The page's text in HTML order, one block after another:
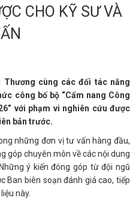
CHO KỸ SƯ VÀ
Thương cùng các đối tác năng
công bố bộ “Cẩm nang Công
với phạm vi nghiên cứu được
bản trước.
những đơn vị tư vấn hàng đầu,
góp chuyên môn về các nội dung
ý kiến đóng góp từ đội ngũ
Ban biên soạn đánh giá cao, tiếp
này.